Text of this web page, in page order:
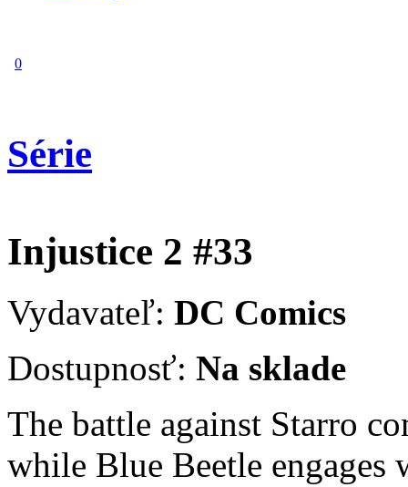
0
Série
Injustice 2 #33
Vydavateľ: DC Comics
Dostupnosť: Na sklade
The battle against Starro
while Blue Beetle engages